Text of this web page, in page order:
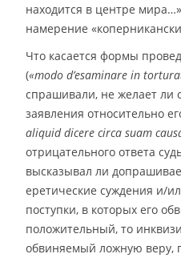
находится в центре
намерение
Что касается формы
(«modo d’esaminare in
спрашивали, не желает ли
заявления относительно
aliquid dicere circa suam
отрицательного ответа
высказывал ли
еретические суждения и/
поступки, в которых его
положительный, то
обвиняемый ложную веру,